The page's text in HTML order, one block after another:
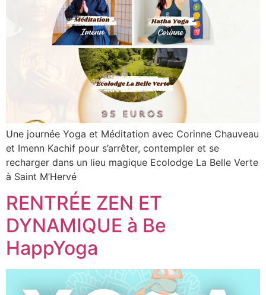
Une journée Yoga et Méditation avec Corinne Chauveau
et Imenn Kachif pour s’arrêter, contempler et se
recharger dans un lieu magique Ecolodge La Belle Verte
à Saint M’Hervé
RENTRÉE ZEN ET
DYNAMIQUE à Be
HappYoga